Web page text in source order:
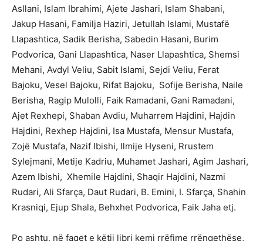
Asllani, Islam Ibrahimi, Ajete Jashari, Islam Shabani,
Jakup Hasani, Familja Haziri, Jetullah Islami, Mustafë
Llapashtica, Sadik Berisha, Sabedin Hasani, Burim
Podvorica, Gani Llapashtica, Naser Llapashtica, Shemsi
Mehani, Avdyl Veliu, Sabit Islami, Sejdi Veliu, Ferat
Bajoku, Vesel Bajoku, Rifat Bajoku, Sofije Berisha, Naile
Berisha, Ragip Mulolli, Faik Ramadani, Gani Ramadani,
Ajet Rexhepi, Shaban Avdiu, Muharrem Hajdini, Hajdin
Hajdini, Rexhep Hajdini, Isa Mustafa, Mensur Mustafa,
Zojë Mustafa, Nazif Ibishi, Ilmije Hyseni, Rrustem
Sylejmani, Metije Kadriu, Muhamet Jashari, Agim Jashari,
Azem Ibishi, Xhemile Hajdini, Shaqir Hajdini, Nazmi
Rudari, Ali Sfarça, Daut Rudari, B. Emini, I. Sfarça, Shahin
Krasniqi, Ejup Shala, Behxhet Podvorica, Faik Jaha etj.
Po ashtu, në faqet e këtij libri kemi rrëfime rrënqethëse,